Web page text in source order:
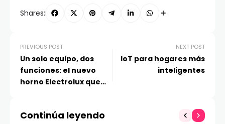
Shares:
PREVIOUS POST
Un solo equipo, dos
funciones: el nuevo
horno Electrolux que
NEXT POST
IoT para hogares más
inteligentes
Continúa leyendo